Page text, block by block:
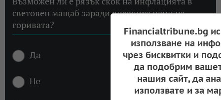
световен мащаб заради високите цени на
горивата?
Да
Не
Financialtribune.bg
използване на
чрез бисквитки и
да подобрим
нашия сайт, да
използвате и за